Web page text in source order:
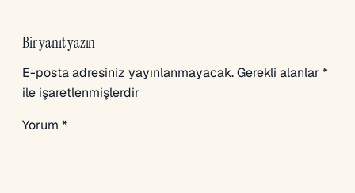
Bir yanıt yazın
E-posta adresiniz yayınlanmayacak.Gerekli alanlar*
ile işaretlenmişlerdir
Yorum *